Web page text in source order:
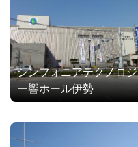
シンフォニアテクノロジ
ー響ホール伊勢